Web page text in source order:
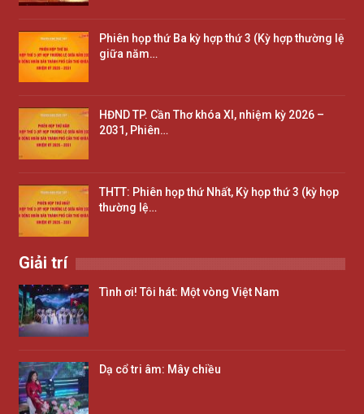
Phiên họp thứ Ba kỳ hợp thứ 3 (Kỳ hợp thường lệ
giữa năm…
HĐND TP. Cần Thơ khóa XI, nhiệm kỳ 2026 –
2031, Phiên…
THTT: Phiên họp thứ Nhất, Kỳ họp thứ 3 (kỳ họp
thường lệ…
Giải trí
Tình ơi! Tôi hát: Một vòng Việt Nam
Dạ cổ tri âm: Mây chiều